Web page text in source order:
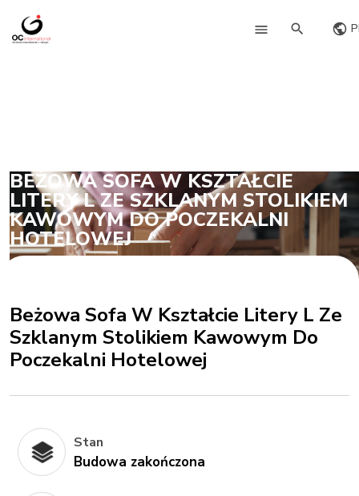
BEŻOWA SOFA W KSZTAŁCIE
LITERY L ZE SZKLANYM STOLIKIEM
KAWOWYM DO POCZEKALNI
HOTELOWEJ
Beżowa Sofa W Kształcie Litery L Ze
Szklanym Stolikiem Kawowym Do
Poczekalni Hotelowej
Stan
Budowa zakończona